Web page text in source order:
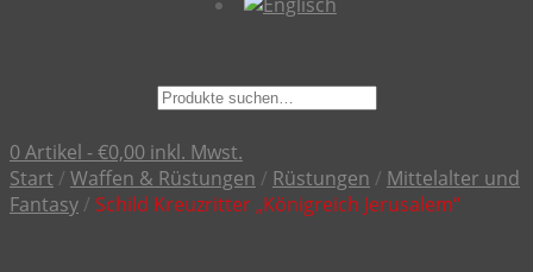
Suche
0 Artikel -€0,00 inkl. Mwst.
Start / Waffen & Rüstungen / Rüstungen / Mittelalter und
Fantasy / Schild Kreuzritter „Königreich Jerusalem“